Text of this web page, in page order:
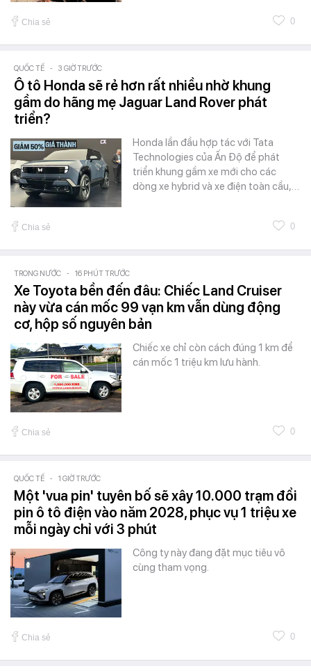
Chia sẻ 0
QUỐC TẾ - 3 GIỜ TRƯỚC
Ô tô Honda sẽ rẻ hơn rất nhiều nhờ khung
gầm do hãng mẹ Jaguar Land Rover phát
triển?
Honda lần đầu hợp tác với Tata
Technologies của Ấn Độ để phát
triển khung gầm xe mới cho các
dòng xe hybrid và xe điện toàn cầu,…
Chia sẻ 0
TRONG NƯỚC - 16 PHÚT TRƯỚC
Xe Toyota bền đến đâu: Chiếc Land Cruiser
này vừa cán mốc 99 vạn km vẫn dùng động
cơ, hộp số nguyên bản
Chiếc xe chỉ còn cách đúng 1 km để
cán mốc 1 triệu km lưu hành.
Chia sẻ 0
QUỐC TẾ - 1 GIỜ TRƯỚC
Một 'vua pin' tuyên bố sẽ xây 10.000 trạm đổi
pin ô tô điện vào năm 2028, phục vụ 1 triệu xe
mỗi ngày chỉ với 3 phút
Công ty này đang đặt mục tiêu vô
cùng tham vọng.
Chia sẻ 0